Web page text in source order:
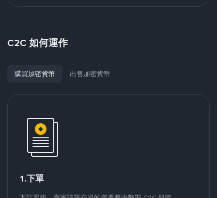
C2C 如何運作
購買加密貨幣 出售加密貨幣
1.下單